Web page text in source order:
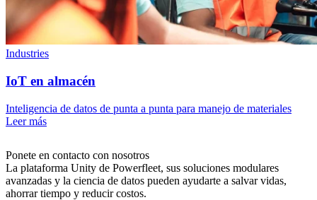
Industries
IoT en almacén
Inteligencia de datos de punta a punta para manejo de materiales
Leer más
Ponete en contacto con nosotros
La plataforma Unity de Powerfleet, sus soluciones modulares
avanzadas y la ciencia de datos pueden ayudarte a salvar vidas,
ahorrar tiempo y reducir costos.